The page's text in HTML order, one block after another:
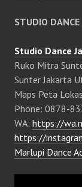
STUDIO
Studio Dance
Ruko Mitra
Sunter Jakarta
Maps Peta
Phone: 0878-
WA: https://
https://
Marlupi Dance